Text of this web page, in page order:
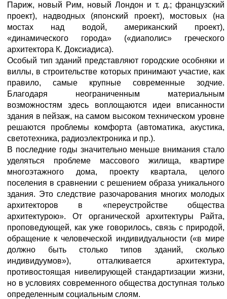
Париж, новый Рим, новый Лондон и т. д.; французский
проект), надводных (японский проект), мостовых (на
мостах над водой, американский проект),
«динамического города» («диаполис» греческого
архитектора К. Доксиадиса).
Особый тип зданий представляют городские особняки и
виллы, в строительстве которых принимают участие, как
правило, самые крупные современные зодчие.
Благодаря неограниченным материальным
возможностям здесь воплощаются идеи вписанности
здания в пейзаж, на самом высоком техническом уровне
решаются проблемы комфорта (автоматика, акустика,
светотехника, радиоэлектроника и пр.).
В последние годы значительно меньше внимания стало
уделяться проблеме массового жилища, квартире
многоэтажного дома, проекту квартала, целого
поселения в сравнении с решением образа уникального
здания. Это следствие разочарования многих молодых
архитекторов в «переустройстве общества
архитектурою». От органической архитектуры Райта,
проповедующей, как уже говорилось, связь с природой,
обращение к человеческой индивидуальности («в мире
должно быть столько типов зданий, сколько
индивидуумов»), отталкивается архитектура,
противостоящая нивелирующей стандартизации жизни,
но в условиях современного общества доступная только
определенным социальным слоям.